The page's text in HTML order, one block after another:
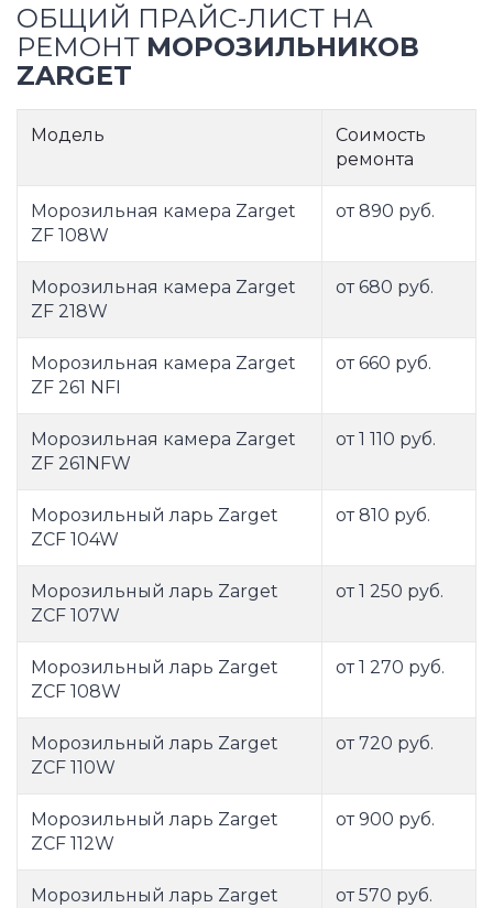
ОБЩИЙ ПРАЙС-ЛИСТ НА
РЕМОНТ МОРОЗИЛЬНИКОВ
ZARGET
Модель
Соимость
ремонта
Морозильная камера Zarget
ZF 108W
от 890 руб.
Морозильная камера Zarget
ZF 218W
от 680 руб.
Морозильная камера Zarget
ZF 261 NFI
от 660 руб.
Морозильная камера Zarget
ZF 261NFW
от 1 110 руб.
Морозильный ларь Zarget
ZCF 104W
от 810 руб.
Морозильный ларь Zarget
ZCF 107W
от 1 250 руб.
Морозильный ларь Zarget
ZCF 108W
от 1 270 руб.
Морозильный ларь Zarget
ZCF 110W
от 720 руб.
Морозильный ларь Zarget
ZCF 112W
от 900 руб.
Морозильный ларь Zarget
от 570 руб.